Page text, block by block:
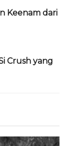
Keenam dari
Crush yang